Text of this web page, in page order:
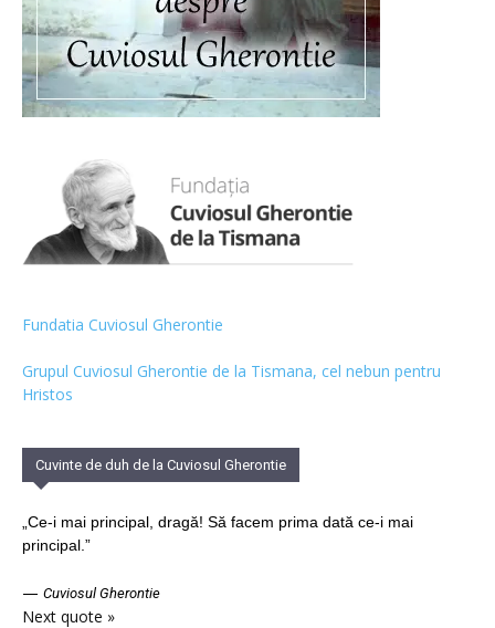
Fundatia Cuviosul Gherontie
Grupul Cuviosul Gherontie de la Tismana, cel nebun pentru
Hristos
Cuvinte de duh de la Cuviosul Gherontie
„Ce-i mai principal, dragă! Să facem prima dată ce-i mai
principal.”
— Cuviosul Gherontie
Next quote »